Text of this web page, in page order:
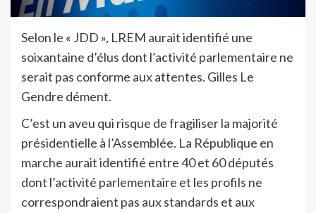
Selon le « JDD », LREM aurait identifié une
soixantaine d’élus dont l’activité parlementaire ne
serait pas conforme aux attentes. Gilles Le
Gendre dément.
C’est un aveu qui risque de fragiliser la majorité
présidentielle à l’Assemblée. La République en
marche aurait identifié entre 40 et 60 députés
dont l’activité parlementaire et les profils ne
correspondraient pas aux standards et aux